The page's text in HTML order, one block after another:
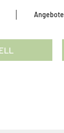
Angebote